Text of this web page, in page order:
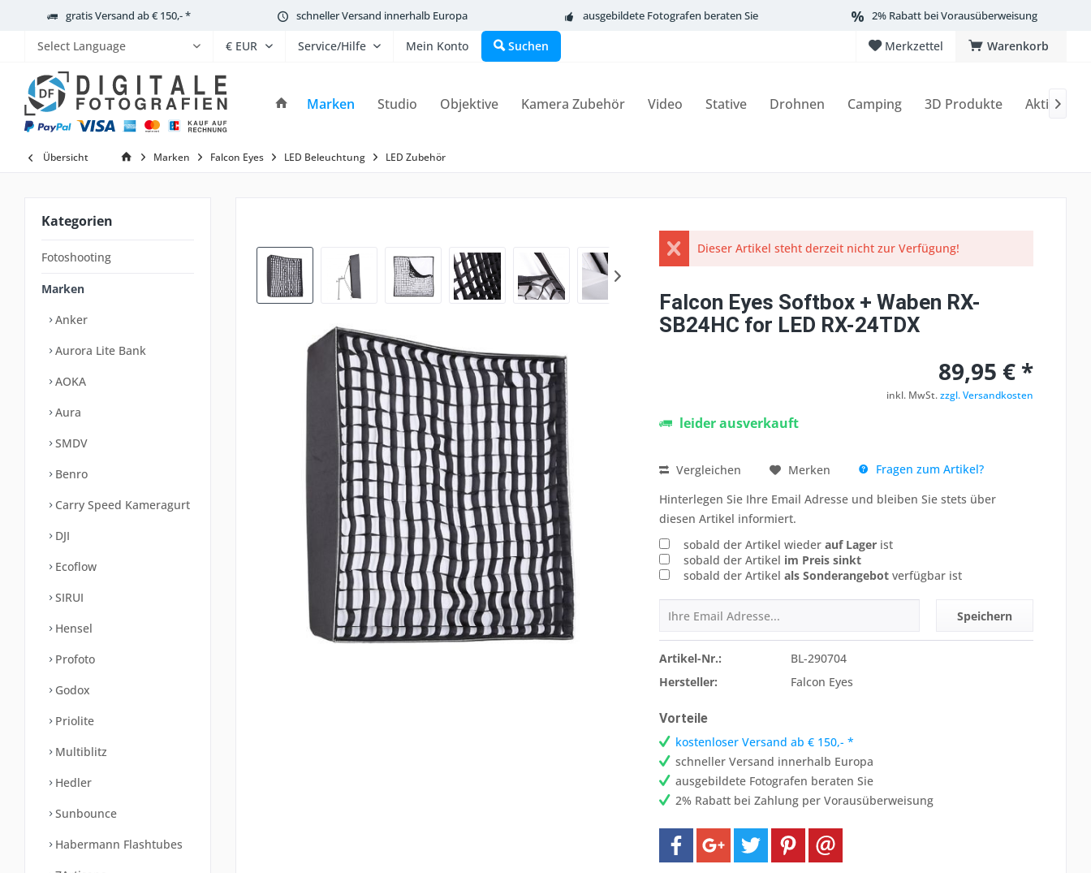
gratis Versand ab € 150,- * schneller Versand innerhalb Europa ausgebildete Fotografen beraten Sie 2% Rabatt bei Vorausüberweisung
Powered by
Warenkorb
Merkzettel
Service/Hilfe Mein Konto Suchen
Marken Studio Objektive Kamera Zubehör Video Stative Drohnen Camping 3D Produkte Aktionen

Übersicht Marken Falcon Eyes LED Beleuchtung LED Zubehör
Kategorien
Fotoshooting
Marken
Anker
Aurora Lite Bank
AOKA
Aura
SMDV
Benro
Carry Speed Kameragurt
DJI
Ecoflow
SIRUI
Hensel
Profoto
Godox
Priolite
Multiblitz
Hedler
Sunbounce
Habermann Flashtubes
Dieser Artikel steht derzeit nicht zur Verfügung!
Falcon Eyes Softbox + Waben RX-
SB24HC for LED RX-24TDX
89,95 € *
inkl. MwSt.zzgl. Versandkosten
leider ausverkauft
Vergleichen Merken
Fragen zum Artikel?
Hinterlegen Sie Ihre Email Adresse und bleiben Sie stets über
diesen Artikel informiert.
sobald der Artikel wieder auf Lagerist
sobald der Artikel im Preis sinkt
sobald der Artikel als Sonderangebotverfügbar ist
Speichern
Artikel-Nr.:
BL-290704
Hersteller:
Falcon Eyes
Vorteile
kostenloser Versand ab € 150,- *
schneller Versand innerhalb Europa
ausgebildete Fotografen beraten Sie
2% Rabatt bei Zahlung per Vorausüberweisung